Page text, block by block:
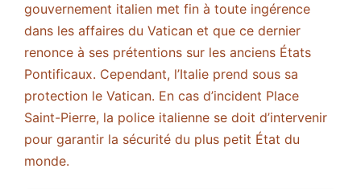
gouvernement italien met fin à toute ingérence
dans les affaires du Vatican et que ce dernier
renonce à ses prétentions sur les anciens États
Pontificaux. Cependant, l’Italie prend sous sa
protection le Vatican. En cas d’incident Place
Saint-Pierre, la police italienne se doit d’intervenir
pour garantir la sécurité du plus petit État du
monde.